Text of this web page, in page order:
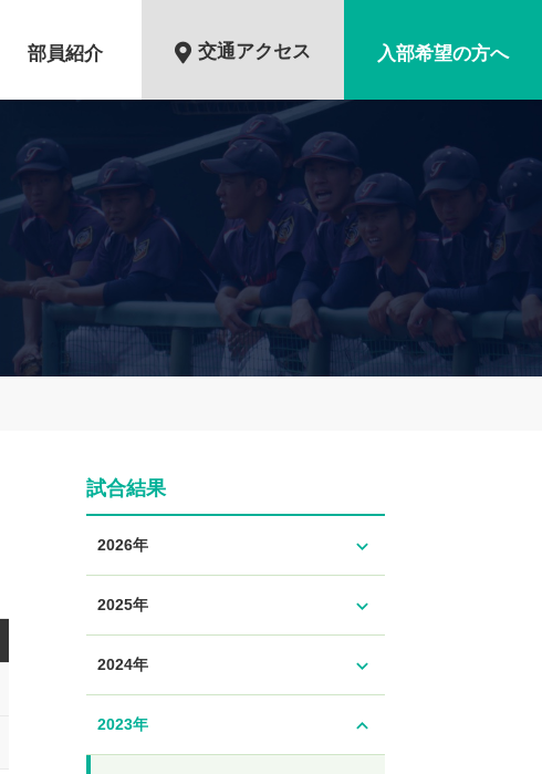
部員紹介 交通アクセス 入部希望の方へ
試合結果
2026年 expand_more
2025年 expand_more
2024年 expand_more
2023年 expand_less